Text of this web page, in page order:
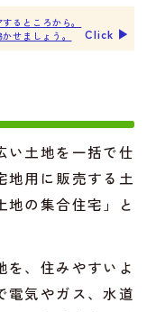
るところから。
せましょう。
Click ▶︎
い土地を一括で仕
地用に販売する土
の集合住宅」と
を、住みやすいよ
電気やガス、水道